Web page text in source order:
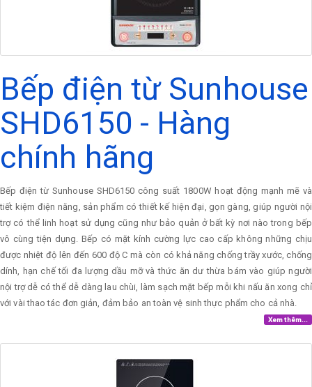
Bếp điện từ Sunhouse
SHD6150 - Hàng
chính hãng
Bếp điện từ Sunhouse SHD6150 công suất 1800W hoạt động mạnh mẽ và
tiết kiệm điện năng, sản phẩm có thiết kế hiện đại, gọn gàng, giúp người nội
trợ có thể linh hoạt sử dụng cũng như bảo quản ở bất kỳ nơi nào trong bếp
vô cùng tiện dụng. Bếp có mặt kính cường lực cao cấp không những chịu
được nhiệt độ lên đến 600 độ C mà còn có khả năng chống trầy xước, chống
dính, hạn chế tối đa lượng dầu mỡ và thức ăn dư thừa bám vào giúp người
nội trợ dễ có thể dễ dàng lau chùi, làm sạch mặt bếp mỗi khi nấu ăn xong chỉ
với vài thao tác đơn giản, đảm bảo an toàn vệ sinh thực phẩm cho cả nhà.
Xem thêm...